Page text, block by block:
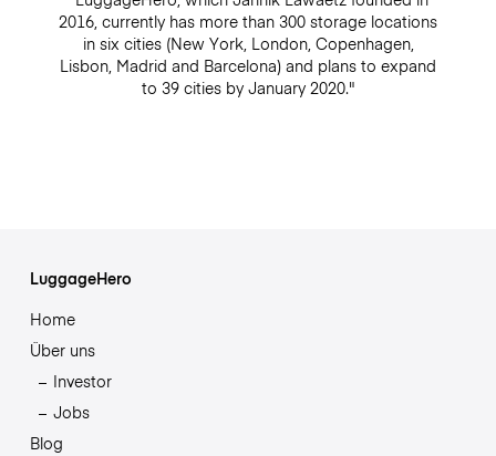
2016, currently has more than 300 storage locations
in six cities (New York, London, Copenhagen,
Lisbon, Madrid and Barcelona) and plans to expand
to 39 cities by January 2020."
LuggageHero
Home
Über uns
Investor
Jobs
Blog